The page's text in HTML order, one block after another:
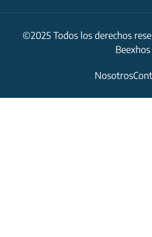
©2025 Todos los derechos
Beexhos
Nosotros